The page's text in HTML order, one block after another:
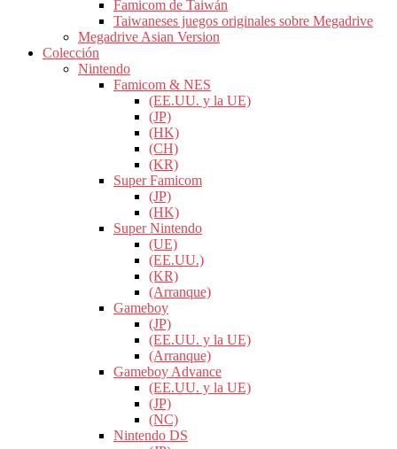
Famicom de Taiwán
Taiwaneses juegos originales sobre Megadrive
Megadrive Asian Version
Colección
Nintendo
Famicom & NES
(EE.UU. y la UE)
(JP)
(HK)
(CH)
(KR)
Super Famicom
(JP)
(HK)
Super Nintendo
(UE)
(EE.UU.)
(KR)
(Arranque)
Gameboy
(JP)
(EE.UU. y la UE)
(Arranque)
Gameboy Advance
(EE.UU. y la UE)
(JP)
(NC)
Nintendo DS